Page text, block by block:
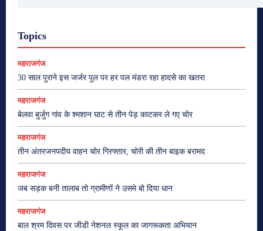
Topics
महराजगंज
30 साल पुराने इस जर्जर पुल पर हर पल मंडरा रहा हादसे का खतरा
महराजगंज
बेलवा बुर्जुग गांव के श्मशान घाट से तीन पेड़ काटकर ले गए चोर
महराजगंज
तीन अंतरजनपदीय वाहन चोर गिरफ्तार, चोरी की तीन बाइक बरामद
महराजगंज
जब सड़क बनी तालाब तो ग्रामीणों ने उसमे बो दिया धान
महराजगंज
बाल श्रम दिवस पर जीडी नेशनल स्कूल का जागरूकता अभियान